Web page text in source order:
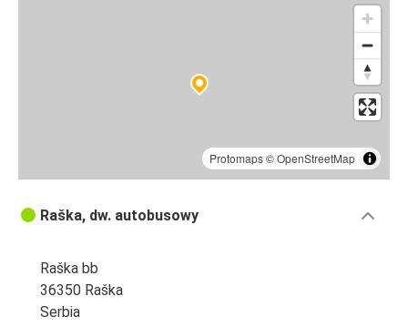
Protomaps©OpenStreetMap
Raška, dw. autobusowy
Raška bb
36350 Raška
Serbia